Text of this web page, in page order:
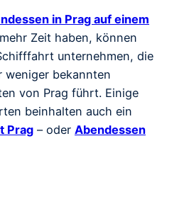
in Prag auf einem
Zeit haben, können
unternehmen, die
weniger bekannten
von Prag führt. Einige
beinhalten auch ein
Prag – oder Abendessen